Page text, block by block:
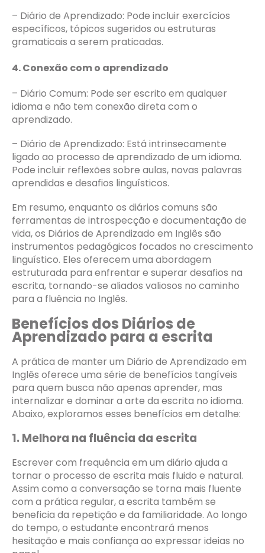
– Diário de Aprendizado: Pode incluir exercícios
específicos, tópicos sugeridos ou estruturas
gramaticais a serem praticadas.
4. Conexão com o aprendizado
– Diário Comum: Pode ser escrito em qualquer
idioma e não tem conexão direta com o
aprendizado.
– Diário de Aprendizado: Está intrinsecamente
ligado ao processo de aprendizado de um idioma.
Pode incluir reflexões sobre aulas, novas palavras
aprendidas e desafios linguísticos.
Em resumo, enquanto os diários comuns são
ferramentas de introspecção e documentação de
vida, os Diários de Aprendizado em Inglês são
instrumentos pedagógicos focados no crescimento
linguístico. Eles oferecem uma abordagem
estruturada para enfrentar e superar desafios na
escrita, tornando-se aliados valiosos no caminho
para a fluência no Inglês.
Benefícios dos Diários de
Aprendizado para a escrita
A prática de manter um Diário de Aprendizado em
Inglês oferece uma série de benefícios tangíveis
para quem busca não apenas aprender, mas
internalizar e dominar a arte da escrita no idioma.
Abaixo, exploramos esses benefícios em detalhe:
1. Melhora na fluência da escrita
Escrever com frequência em um diário ajuda a
tornar o processo de escrita mais fluido e natural.
Assim como a conversação se torna mais fluente
com a prática regular, a escrita também se
beneficia da repetição e da familiaridade. Ao longo
do tempo, o estudante encontrará menos
hesitação e mais confiança ao expressar ideias no